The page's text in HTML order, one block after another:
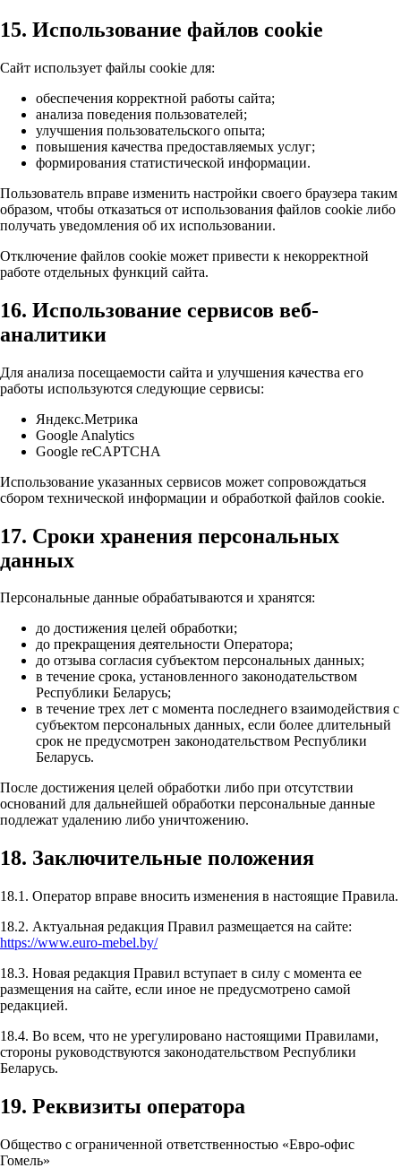
15. Использование файлов cookie
Сайт использует файлы cookie для:
обеспечения корректной работы сайта;
анализа поведения пользователей;
улучшения пользовательского опыта;
повышения качества предоставляемых услуг;
формирования статистической информации.
Пользователь вправе изменить настройки своего браузера таким
образом, чтобы отказаться от использования файлов cookie либо
получать уведомления об их использовании.
Отключение файлов cookie может привести к некорректной
работе отдельных функций сайта.
16. Использование сервисов веб-
аналитики
Для анализа посещаемости сайта и улучшения качества его
работы используются следующие сервисы:
Яндекс.Метрика
Google Analytics
Google reCAPTCHA
Использование указанных сервисов может сопровождаться
сбором технической информации и обработкой файлов cookie.
17. Сроки хранения персональных
данных
Персональные данные обрабатываются и хранятся:
до достижения целей обработки;
до прекращения деятельности Оператора;
до отзыва согласия субъектом персональных данных;
в течение срока, установленного законодательством
Республики Беларусь;
в течение трех лет с момента последнего взаимодействия с
субъектом персональных данных, если более длительный
срок не предусмотрен законодательством Республики
Беларусь.
После достижения целей обработки либо при отсутствии
оснований для дальнейшей обработки персональные данные
подлежат удалению либо уничтожению.
18. Заключительные положения
18.1. Оператор вправе вносить изменения в настоящие Правила.
18.2. Актуальная редакция Правил размещается на сайте:
https://www.euro-mebel.by/
18.3. Новая редакция Правил вступает в силу с момента ее
размещения на сайте, если иное не предусмотрено самой
редакцией.
18.4. Во всем, что не урегулировано настоящими Правилами,
стороны руководствуются законодательством Республики
Беларусь.
19. Реквизиты оператора
Общество с ограниченной ответственностью «Евро-офис
Гомель»